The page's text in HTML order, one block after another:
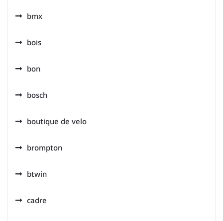
bmx
bois
bon
bosch
boutique de velo
brompton
btwin
cadre